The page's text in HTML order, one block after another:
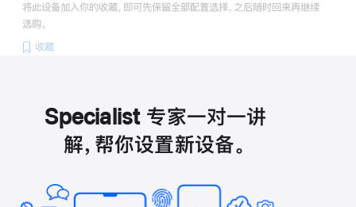
将此设备加入你的收藏，即可先保留全部配置选择，之后随时回来再继续
选购。
收藏
Specialist 专家一对一讲
解，帮你设置新设备。